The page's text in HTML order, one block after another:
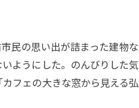
民の思い出が詰まった建物な
ようにした。のんびりした気
フェの大きな窓から見える弘